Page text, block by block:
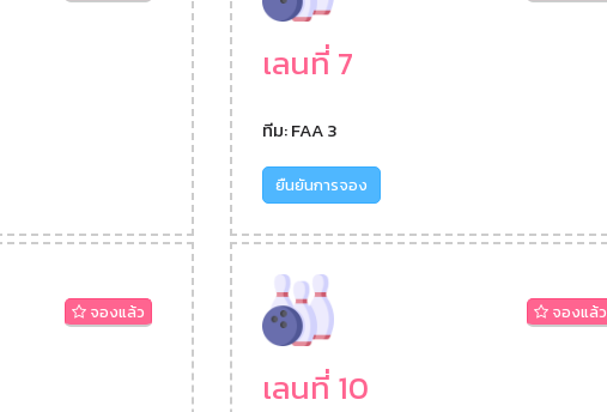
เลนที่ 7
ทีม: FAA 3
ยืนยันการจอง
จองแล้ว
เลนที่ 10
จองแล้ว